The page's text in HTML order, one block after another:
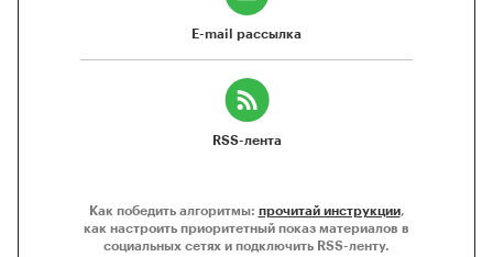
E-mail рассылка
RSS-лента
Как победить алгоритмы: прочитай инструкции,
как настроить приоритетный показ материалов в
социальных сетях и подключить RSS-ленту.